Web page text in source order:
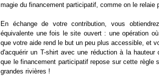
magie du financement participatif, comme on le relaie
En échange de votre contribution, vous
équivalente une fois le site ouvert : une opération
que votre aide rend le but un peu plus accessible, et
d'acquérir un T-shirt avec une réduction à la hauteur
que le financement participatif repose sur cette
grandes rivières !